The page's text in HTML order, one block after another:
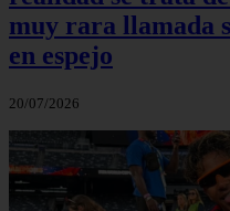
muy rara llamada
en espejo
20/07/2026